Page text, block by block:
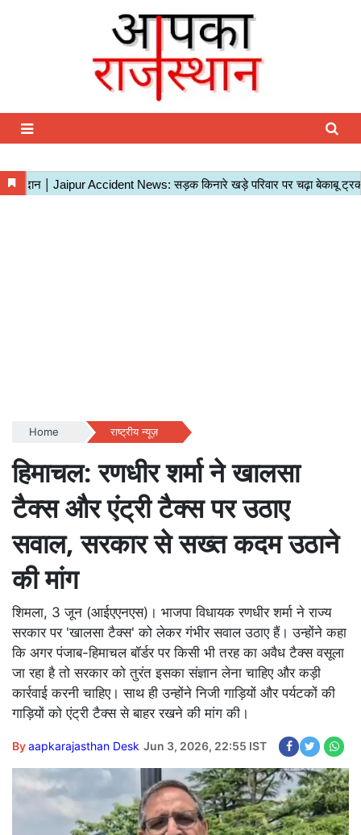
Home राष्ट्रीय न्यूज़
हिमाचल: रणधीर शर्मा ने खालसा
टैक्स और एंट्री टैक्स पर उठाए
सवाल, सरकार से सख्त कदम उठाने
की मांग
शिमला, 3 जून (आईएएनएस)। भाजपा विधायक रणधीर शर्मा ने राज्य
सरकार पर 'खालसा टैक्स' को लेकर गंभीर सवाल उठाए हैं। उन्होंने कहा
कि अगर पंजाब-हिमाचल बॉर्डर पर किसी भी तरह का अवैध टैक्स वसूला
जा रहा है तो सरकार को तुरंत इसका संज्ञान लेना चाहिए और कड़ी
कार्रवाई करनी चाहिए। साथ ही उन्होंने निजी गाड़ियों और पर्यटकों की
गाड़ियों को एंट्री टैक्स से बाहर रखने की मांग की।
Byaapkarajasthan Desk Jun 3, 2026, 22:55 IST